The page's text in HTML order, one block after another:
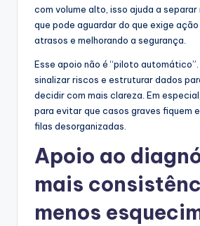
com volume alto, isso ajuda a
que pode aguardar do que exige
atrasos e melhorando a segurança.
Esse apoio não é “piloto
sinalizar riscos e estruturar dados
decidir com mais clareza. Em
para evitar que casos graves fiquem
filas desorganizadas.
Apoio ao
mais
menos